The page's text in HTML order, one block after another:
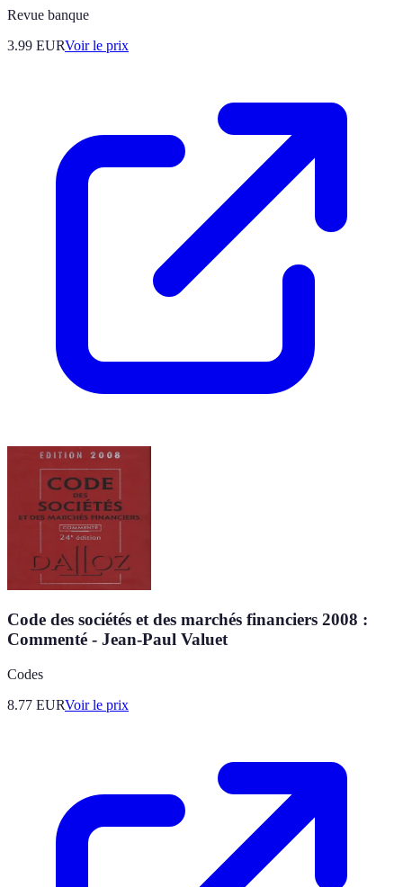
Revue banque
3.99 EURVoir le prix
Code des sociétés et des marchés financiers 2008 :
Commenté - Jean-Paul Valuet
Codes
8.77 EURVoir le prix